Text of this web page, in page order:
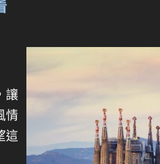
讓
情
這